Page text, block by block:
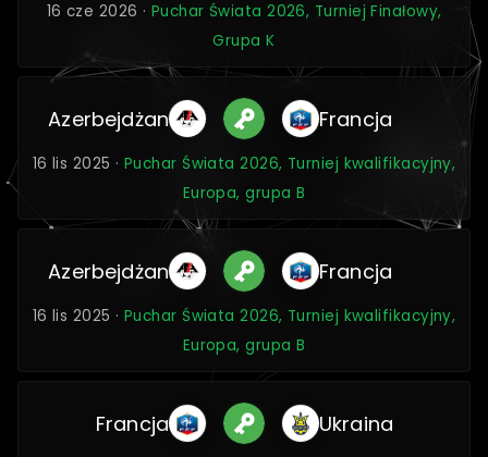
16 cze 2026 · Puchar Świata 2026, Turniej Finałowy,
Grupa K
Azerbejdżan Francja
16 lis 2025 · Puchar Świata 2026, Turniej kwalifikacyjny,
Europa, grupa B
Azerbejdżan Francja
16 lis 2025 · Puchar Świata 2026, Turniej kwalifikacyjny,
Europa, grupa B
Francja Ukraina